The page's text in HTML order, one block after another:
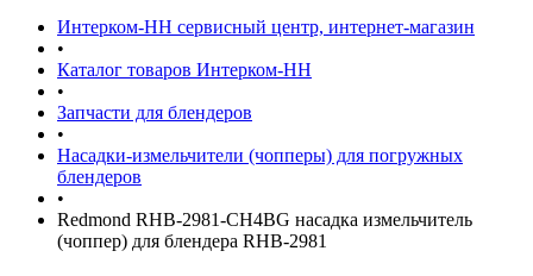
Интерком-НН сервисный центр, интернет-магазин
•
Каталог товаров Интерком-НН
•
Запчасти для блендеров
•
Насадки-измельчители (чопперы) для погружных
блендеров
•
Redmond RHB-2981-CH4BG насадка измельчитель
(чоппер) для блендера RHB-2981